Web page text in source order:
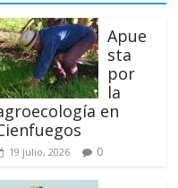
Apue
sta
por
la
en
19 julio, 2026 0